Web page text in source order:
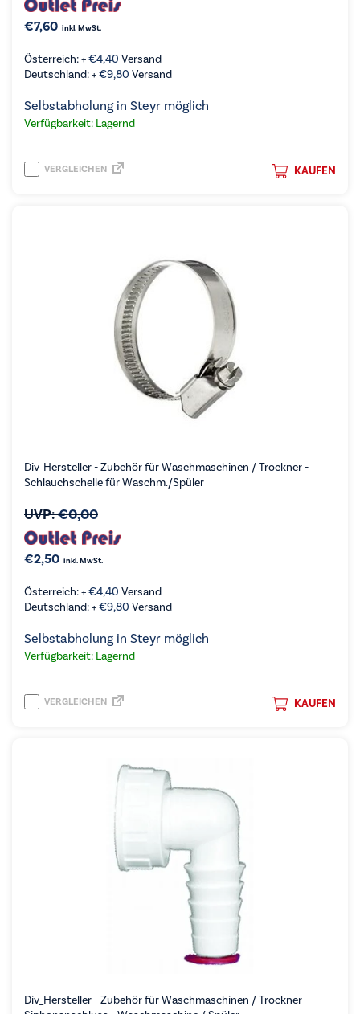
€7,60 inkl. MwSt.
Österreich: +€4,40 Versand
Deutschland: +€9,80 Versand
Selbstabholung in Steyr möglich
Verfügbarkeit: Lagernd
KAUFEN
VERGLEICHEN
Div_Hersteller - Zubehör für Waschmaschinen / Trockner -
Schlauchschelle für Waschm./Spüler
UVP:€0,00
€2,50 inkl. MwSt.
Österreich: +€4,40 Versand
Deutschland: +€9,80 Versand
Selbstabholung in Steyr möglich
Verfügbarkeit: Lagernd
KAUFEN
VERGLEICHEN
Div_Hersteller - Zubehör für Waschmaschinen / Trockner -